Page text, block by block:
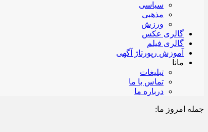
سیاسی
مذهبی
ورزش
گالری عکس
گالری فیلم
آموزش رپورتاژ آگهی
مانا
تبلیغات
تماس با ما
درباره ما
جمله امروز ما: